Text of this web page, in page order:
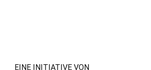
EINE INITIATIVE VON